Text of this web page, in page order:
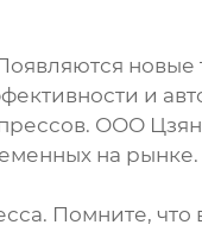
и
ООО
на
. Помните, что